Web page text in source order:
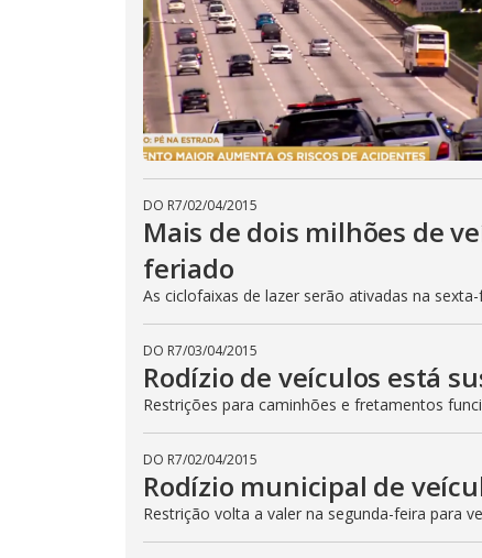
DO R7/02/04/2015
Mais de dois milhões de
feriado
As ciclofaixas de lazer serão ativadas na
DO R7/03/04/2015
Rodízio de veículos está
Restrições para caminhões e fretamentos
DO R7/02/04/2015
Rodízio municipal de
Restrição volta a valer na segunda-feira para